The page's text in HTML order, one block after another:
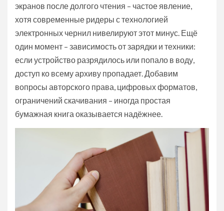
экранов после долгого чтения – частое явление,
хотя современные ридеры с технологией
электронных чернил нивелируют этот минус. Ещё
один момент – зависимость от зарядки и техники:
если устройство разрядилось или попало в воду,
доступ ко всему архиву пропадает. Добавим
вопросы авторского права, цифровых форматов,
ограничений скачивания – иногда простая
бумажная книга оказывается надёжнее.